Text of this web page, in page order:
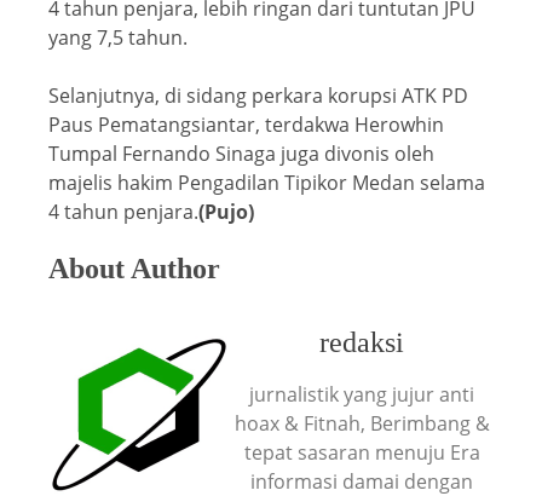
4 tahun penjara, lebih ringan dari tuntutan JPU
yang 7,5 tahun.
Selanjutnya, di sidang perkara korupsi ATK PD
Paus Pematangsiantar, terdakwa Herowhin
Tumpal Fernando Sinaga juga divonis oleh
majelis hakim Pengadilan Tipikor Medan selama
4 tahun penjara.(Pujo)
About Author
redaksi
jurnalistik yang jujur anti
hoax & Fitnah, Berimbang &
tepat sasaran menuju Era
informasi damai dengan